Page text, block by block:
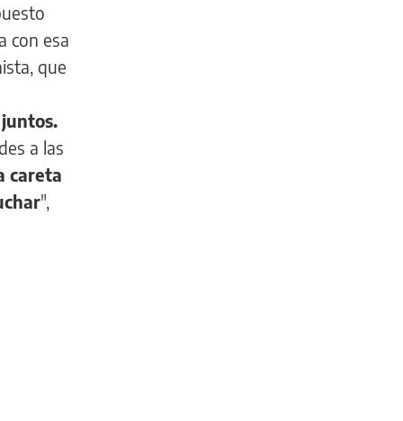
con esa
que
a las
careta
",